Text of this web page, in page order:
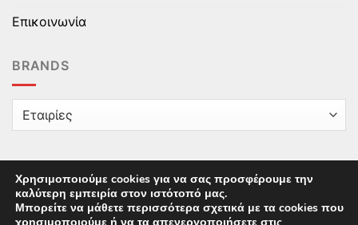
Επικοινωνία
BRANDS
Copyright © 2025 epaidika.gr / All Rights Reserved /
Supported byStarten Development
Χρησιμοποιούμε cookies για να σας προσφέρουμε την
καλύτερη εμπειρία στον ιστότοπό μας.
Μπορείτε να μάθετε περισσότερα σχετικά με τα cookies που
This site uses cookies to offer you a better browsing